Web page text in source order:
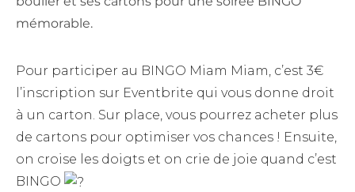
mémorable.
Pour participer au BINGO Miam Miam, c’est 3€
l’inscription sur Eventbrite qui vous donne droit
à un carton. Sur place, vous pourrez acheter plus
de cartons pour optimiser vos chances ! Ensuite,
on croise les doigts et on crie de joie quand c’est
BINGO